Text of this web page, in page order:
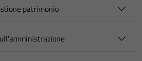
patrimonio